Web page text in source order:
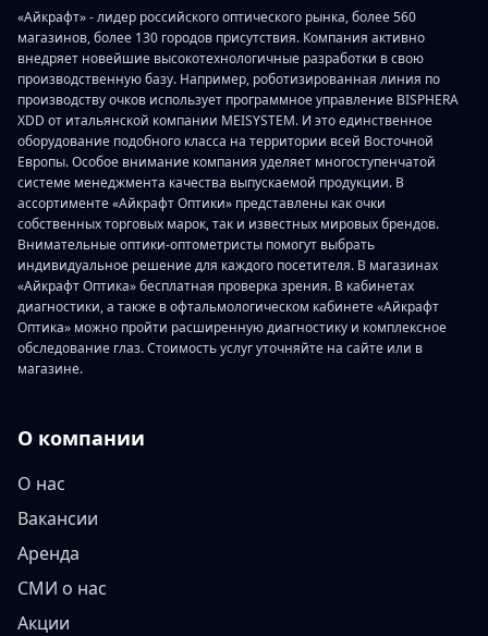
«Айкрафт» - лидер российского оптического рынка, более 560
магазинов, более 130 городов присутствия. Компания активно
внедряет новейшие высокотехнологичные разработки в свою
производственную базу. Например, роботизированная линия по
производству очков использует программное управление BISPHERA
XDD от итальянской компании MEISYSTEM. И это единственное
оборудование подобного класса на территории всей Восточной
Европы. Особое внимание компания уделяет многоступенчатой
системе менеджмента качества выпускаемой продукции. В
ассортименте «Айкрафт Оптики» представлены как очки
собственных торговых марок, так и известных мировых брендов.
Внимательные оптики-оптометристы помогут выбрать
индивидуальное решение для каждого посетителя. В магазинах
«Айкрафт Оптика» бесплатная проверка зрения. В кабинетах
диагностики, а также в офтальмологическом кабинете «Айкрафт
Оптика» можно пройти расширенную диагностику и комплексное
обследование глаз. Стоимость услуг уточняйте на сайте или в
магазине.
О компании
О нас
Вакансии
Аренда
СМИ о нас
Акции